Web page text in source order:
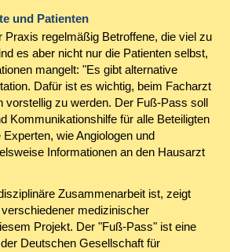
und Patienten
Praxis regelmäßig Betroffene, die viel zu
es aber nicht nur die Patienten selbst,
mangelt: "Es gibt alternative
Dafür ist es wichtig, beim Facharzt
vorstellig zu werden. Der Fuß-Pass soll
Kommunikationshilfe für alle Beteiligten
wie Angiologen und
Informationen an den Hausarzt
Zusammenarbeit ist, zeigt
medizinischer
Projekt. Der "Fuß-Pass" ist eine
Deutschen Gesellschaft für